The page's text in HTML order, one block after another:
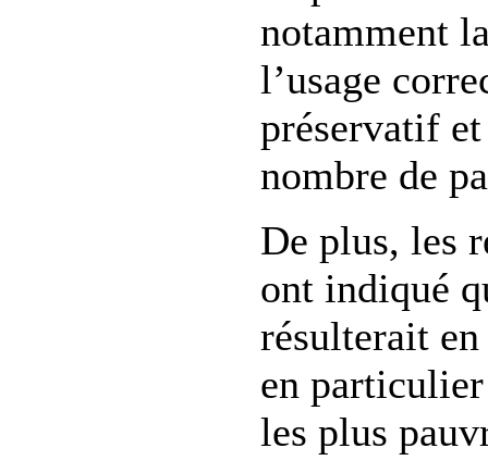
notamment
l’usage
préservatif
nombre de
De plus, les
ont indiqué
résulterait
en
les plus